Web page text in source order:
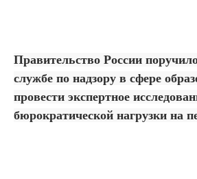
Правительство России
службе по надзору в сфере
провести экспертное
бюрократической нагрузки на